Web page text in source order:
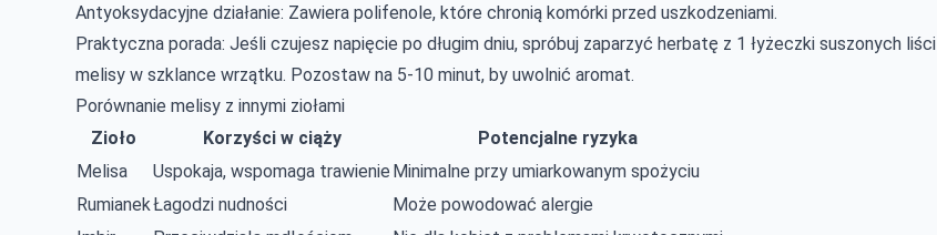
Antyoksydacyjne działanie: Zawiera polifenole, które chronią komórki przed uszkodzeniami.
Praktyczna porada: Jeśli czujesz napięcie po długim dniu, spróbuj zaparzyć herbatę z 1 łyżeczki suszonych liści
melisy w szklance wrzątku. Pozostaw na 5-10 minut, by uwolnić aromat.
Porównanie melisy z innymi ziołami
Zioło
Korzyści w ciąży
Potencjalne ryzyka
Melisa
Uspokaja, wspomaga trawienie Minimalne przy umiarkowanym spożyciu
RumianekŁagodzi nudności
Może powodować alergie